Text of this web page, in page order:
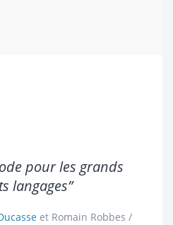
pour les grands
langages”
et Romain Robbes /